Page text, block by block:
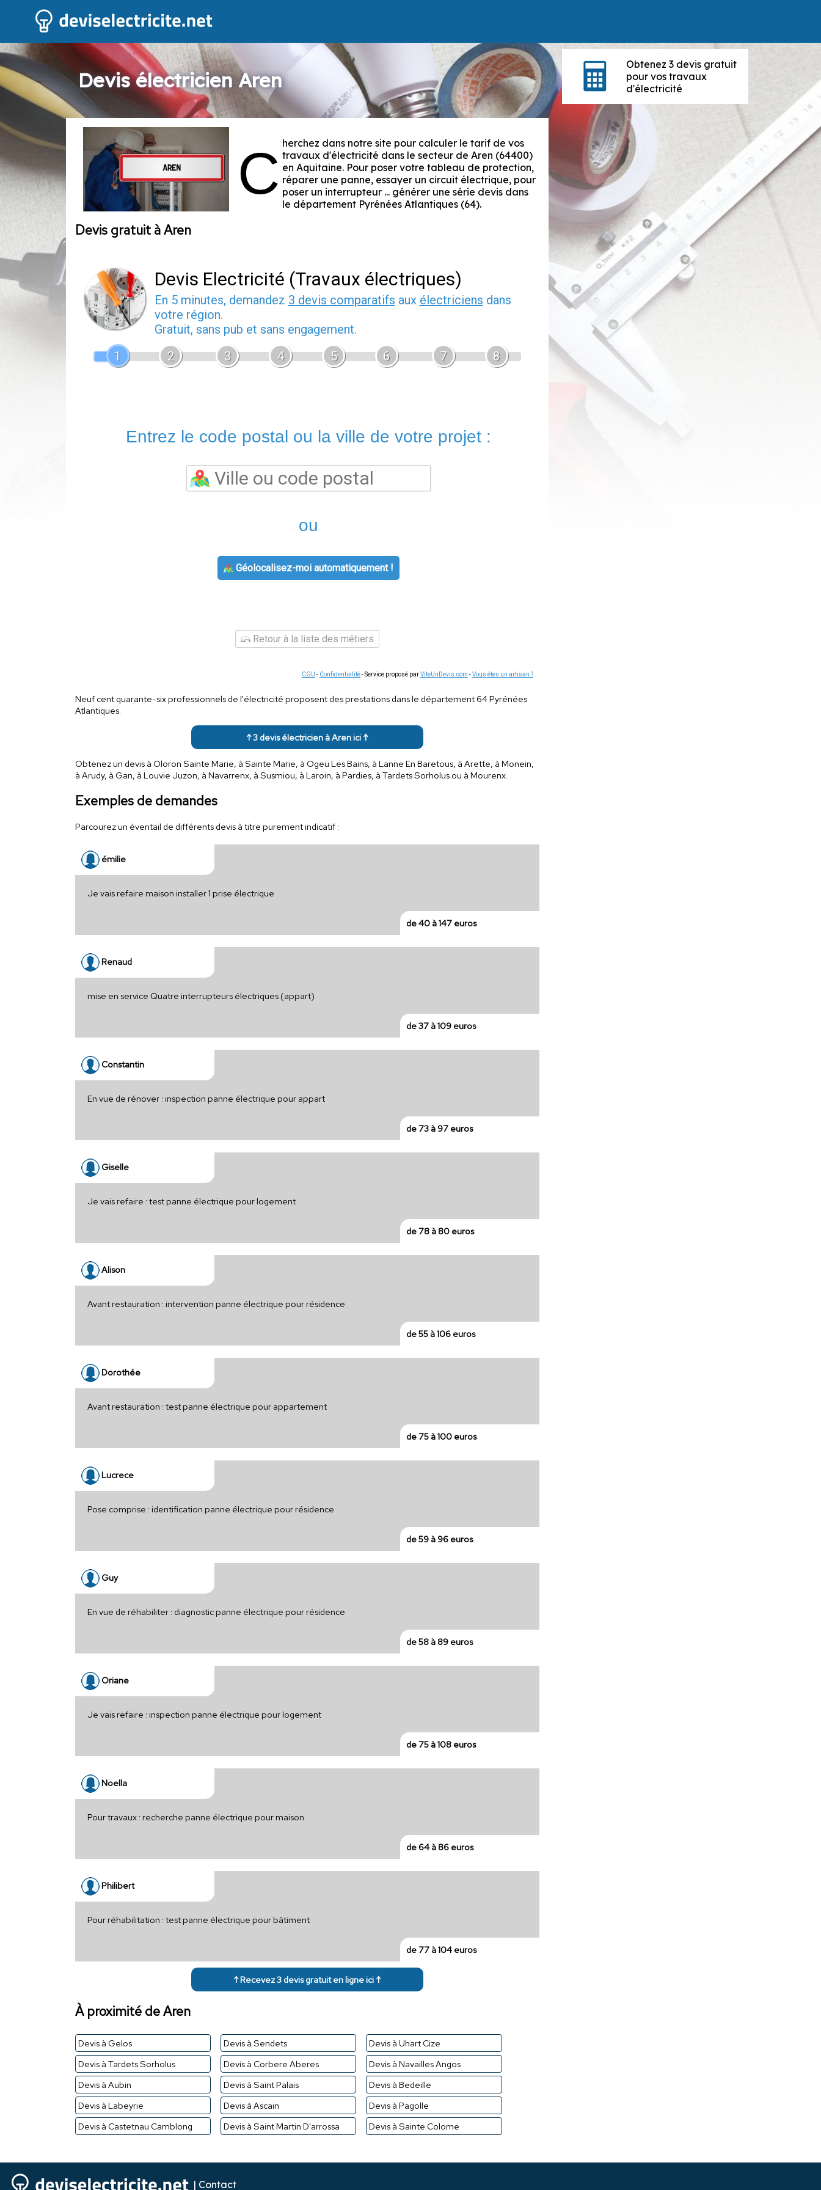
Devis électricien Aren
C herchez dans notre site pour calculer le tarif de vos
travaux d'électricité dans le secteur de Aren (64400)
en Aquitaine. Pour poser votre tableau de protection,
réparer une panne, essayer un circuit électrique, pour
poser un interrupteur ... générer une série devis dans
le département Pyrénées Atlantiques (64).
Devis gratuit à Aren
Devis Electricité (Travaux électriques)
En 5 minutes, demandez 3 devis comparatifs aux électriciens dans
votre région.
Gratuit, sans pub et sans engagement.
1
2 3 4 5 6 7 8
Entrez le code postal ou la ville de votre projet :
ou
Géolocalisez-moi automatiquement !
Retour à la liste des métiers
CGU - Confidentialité- Service proposé parViteUnDevis.com -Vous êtes un artisan ?
Neuf cent quarante-six professionnels de l'électricité proposent des prestations dans le département 64 Pyrénées
Atlantiques.
↑ 3 devis électricien à Aren ici ↑
Obtenez un devis à Oloron Sainte Marie, à Sainte Marie, à Ogeu Les Bains, à Lanne En Baretous, à Arette, à Monein,
à Arudy, à Gan, à Louvie Juzon, à Navarrenx, à Susmiou, à Laroin, à Pardies, à Tardets Sorholus ou à Mourenx.
Exemples de demandes
Parcourez un éventail de différents devis à titre purement indicatif :
émilie
Je vais refaire maison installer 1 prise électrique
de 40 à 147 euros
Renaud
mise en service Quatre interrupteurs électriques (appart)
de 37 à 109 euros
Constantin
En vue de rénover : inspection panne électrique pour appart
de 73 à 97 euros
Giselle
Je vais refaire : test panne électrique pour logement
de 78 à 80 euros
Alison
Avant restauration : intervention panne électrique pour résidence
de 55 à 106 euros
Dorothée
Avant restauration : test panne électrique pour appartement
de 75 à 100 euros
Lucrece
Pose comprise : identification panne électrique pour résidence
de 59 à 96 euros
Guy
En vue de réhabiliter : diagnostic panne électrique pour résidence
de 58 à 89 euros
Oriane
Je vais refaire : inspection panne électrique pour logement
de 75 à 108 euros
Noella
Pour travaux : recherche panne électrique pour maison
de 64 à 86 euros
Philibert
Pour réhabilitation : test panne électrique pour bâtiment
de 77 à 104 euros
↑ Recevez 3 devis gratuit en ligne ici ↑
À proximité de Aren
Devis à Gelos Devis à Sendets
Devis à Uhart Cize
Devis à Tardets Sorholus
Devis à Corbere Aberes
Devis à Navailles Angos
Devis à Aubin
Devis à Saint Palais
Devis à Bedeille
Devis à Labeyrie
Devis à Ascain
Devis à Pagolle
Devis à Castetnau Camblong
Devis à Saint Martin D'arrossa Devis à Sainte Colome
Obtenez 3 devis gratuit
pour vos travaux
d'électricité
| Contact